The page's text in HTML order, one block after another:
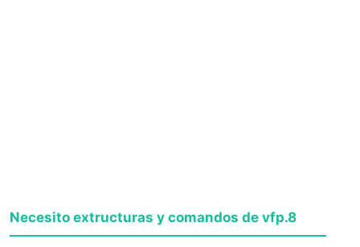
Necesito extructuras y comandos de vfp.8